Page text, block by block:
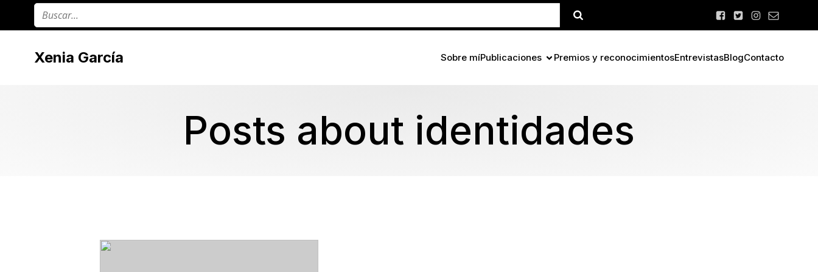
Xenia García Sobre míPublicaciones Premios y reconocimientosEntrevistasBlogContacto
Posts about identidades